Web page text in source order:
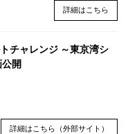
詳細はこちら
チャレンジ ～東京湾シ
開
詳細はこちら（外部サイト）